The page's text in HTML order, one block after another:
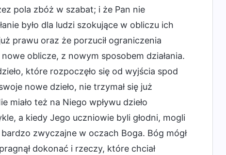
pola zbóż w szabat; i że Pan nie
było dla ludzi szokujące w obliczu ich
prawu oraz że porzucił ograniczenia
oblicze, z nowym sposobem działania.
które rozpoczęło się od wyjścia spod
nowe dzieło, nie trzymał się już
miało też na Niego wpływu dzieło
a kiedy Jego uczniowie byli głodni, mogli
zwyczajne w oczach Boga. Bóg mógł
dokonać i rzeczy, które chciał